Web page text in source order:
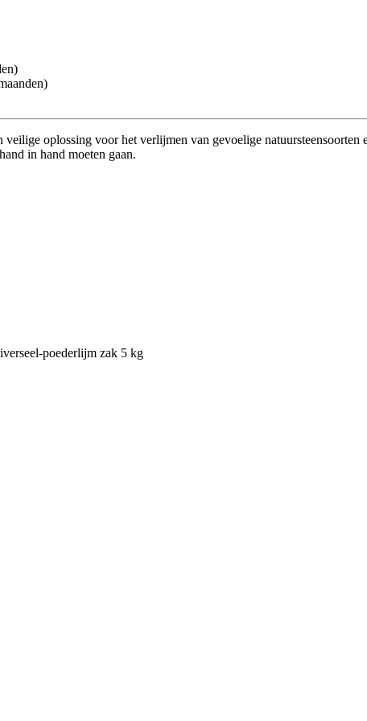
veilige oplossing voor het verlijmen van gevoelige
in hand moeten gaan.
poederlijm zak 5 kg